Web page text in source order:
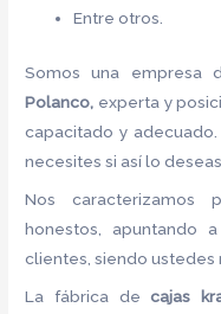
Entre otros.
Somos una
Polanco, experta y
capacitado y
necesites si así lo deseas.
Nos caracterizamos
honestos, apuntando
clientes, siendo
La fábrica decajas